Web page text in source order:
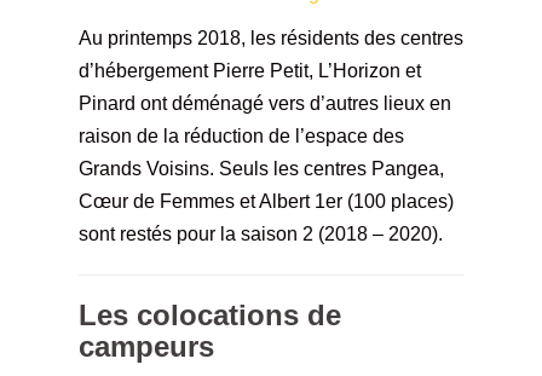
Au printemps 2018, les résidents des centres
d’hébergement Pierre Petit, L’Horizon et
Pinard ont déménagé vers d’autres lieux en
raison de la réduction de l’espace des
Grands Voisins. Seuls les centres Pangea,
Cœur de Femmes et Albert 1er (100 places)
sont restés pour la saison 2 (2018 – 2020).
Les colocations de
campeurs